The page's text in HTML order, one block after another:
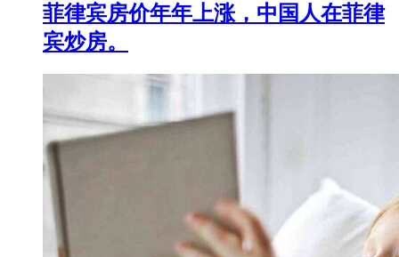
菲律宾房价年年上涨，中国人在菲律
宾炒房。